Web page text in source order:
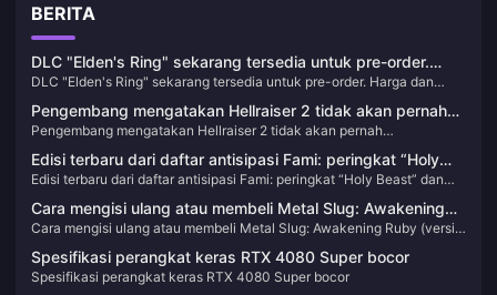
BERITA
DLC "Elden's Ring" sekarang tersedia untuk pre-order.
Harga dan konten setiap versi diperkenalkan.
DLC "Elden's Ring" sekarang tersedia untuk pre-order. Harga dan
Pengembang mengatakan Hellraiser 2 tidak akan pernah
menambahkan mode PVP
Pengembang mengatakan Hellraiser 2 tidak akan pernah
Edisi terbaru dari daftar antisipasi Fami: peringkat “Holy
Beast” dan “Paper Horse” naik
Edisi terbaru dari daftar antisipasi Fami: peringkat “Holy Beast” dan
Cara mengisi ulang atau membeli Metal Slug: Awakening
Ruby (versi Filipina)
Cara mengisi ulang atau membeli Metal Slug: Awakening Ruby (versi
Spesifikasi perangkat keras RTX 4080 Super bocor
Spesifikasi perangkat keras RTX 4080 Super bocor